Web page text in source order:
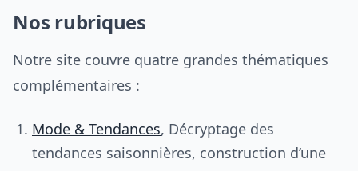
Nos rubriques
Notre site couvre quatre grandes thématiques
complémentaires :
Mode & Tendances, Décryptage des
tendances saisonnières, construction d’une